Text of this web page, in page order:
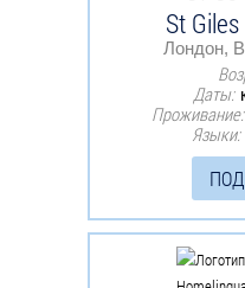
St
Лондон,
Даты:
Проживание:
Языки: